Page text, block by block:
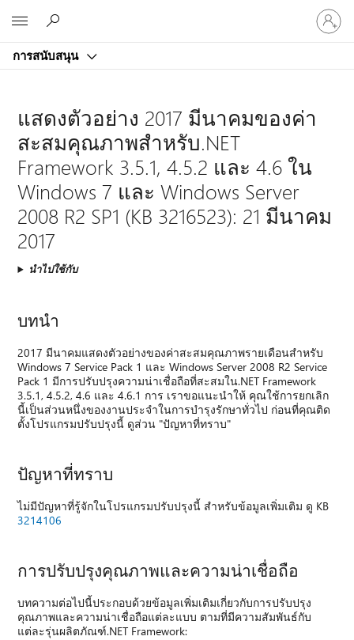
การสนับสนุน
ลงชื่อ
เข้า
บัญชี
แสดงตัวอย่าง 2017 มีนาคมของค่า
สะสมคุณภาพสำหรับ.NET
Framework 3.5.1, 4.5.2 และ 4.6 ใน
Windows 7 และ Windows Server
2008 R2 SP1 (KB 3216523): 21 มีนาคม
2017
นำไปใช้กับ
บทนำ
2017 มีนาคมแสดงตัวอย่างของค่าสะสมคุณภาพรายเดือนสำหรับ
Windows 7 Service Pack 1 และ Windows Server 2008 R2 Service
Pack 1 มีการปรับปรุงความน่าเชื่อถือที่สะสมใน.NET Framework
3.5.1, 4.5.2, 4.6 และ 4.6.1 การ เราขอแนะนำให้ คุณใช้การยกเลิก
นี้เป็นส่วนหนึ่งของงานประจำในการบำรุงรักษาทั่วไป ก่อนที่คุณติด
ตั้งโปรแกรมปรับปรุงนี้ ดูส่วน "ปัญหาที่ทราบ"
ปัญหาที่ทราบ
ไม่มีปัญหาที่รู้จักในโปรแกรมปรับปรุงนี้ สำหรับข้อมูลเพิ่มเติม ดู KB
3214106
การปรับปรุงคุณภาพและความน่าเชื่อถือ
บทความต่อไปนี้ประกอบด้วยข้อมูลเพิ่มเติมเกี่ยวกับการปรับปรุง
คุณภาพและความน่าเชื่อถือแต่ละแบบ ตามที่มีความสัมพันธ์กับ
แต่ละรุ่นผลิตภัณฑ์.NET Framework: